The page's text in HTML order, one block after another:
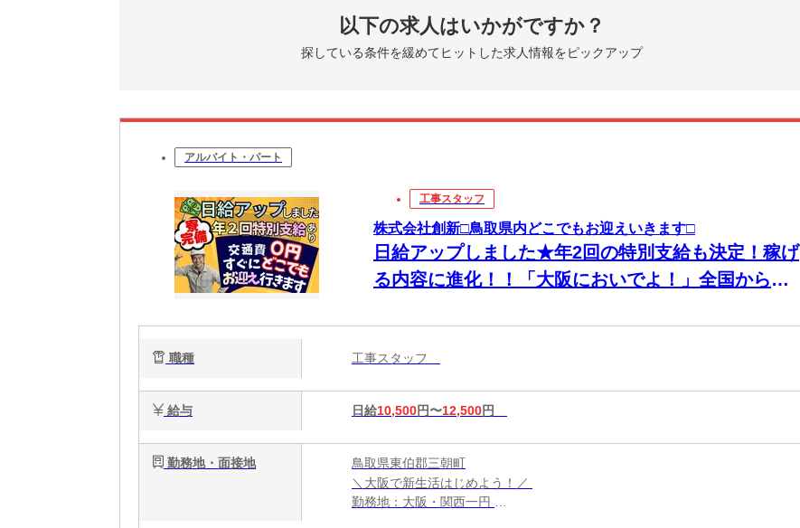
観光・グルメ・ショッピングを満喫できます。
6月には新しい寮もOPENしました！
以下の求人はいかがですか？
探している条件を緩めてヒットした求人情報をピックアップ
アルバイト・パート
工事スタッフ
株式会社創新□鳥取県内どこでもお迎えいきます□
日給アップしました★年2回の特別支給も決定！稼げ
る内容に進化！！「大阪においでよ！」全国からス
職種 工事スタッフ
給与 日給10,500円〜12,500円
勤務地・面接地
鳥取県東伯郡三朝町
＼大阪で新生活はじめよう！／
勤務地：大阪・関西一円